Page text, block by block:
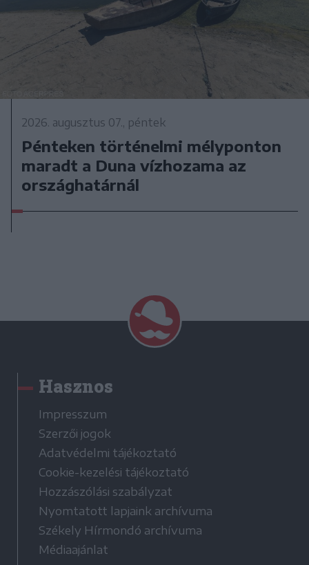
2026. augusztus 07., péntek
Pénteken történelmi mélyponton
maradt a Duna vízhozama az
országhatárnál
Hasznos
Impresszum
Szerzői jogok
Adatvédelmi tájékoztató
Cookie-kezelési tájékoztató
Hozzászólási szabályzat
Nyomtatott lapjaink archívuma
Székely Hírmondó archívuma
Médiaajánlat